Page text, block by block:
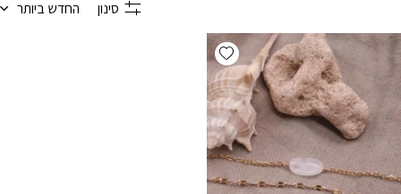
סינון החדש ביותר
Add wishlist